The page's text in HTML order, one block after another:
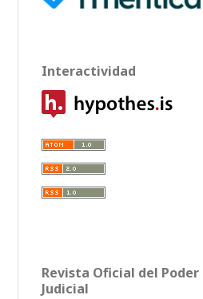
Interactividad
Revista Oficial del Poder
Judicial